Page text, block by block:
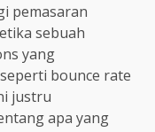
pemasaran
sebuah
yang
bounce rate
justru
apa yang